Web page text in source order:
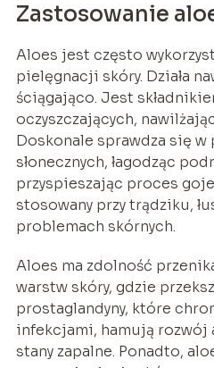
Zastosowanie
Aloes jest często
pielęgnacji skóry. Działa
ściągająco. Jest
oczyszczających,
Doskonale sprawdza się w
słonecznych, łagodząc
przyspieszając proces
stosowany przy trądziku,
problemach skórnych.
Aloes ma zdolność
warstw skóry, gdzie
prostaglandyny, które
infekcjami, hamują rozwój
stany zapalne. Ponadto,